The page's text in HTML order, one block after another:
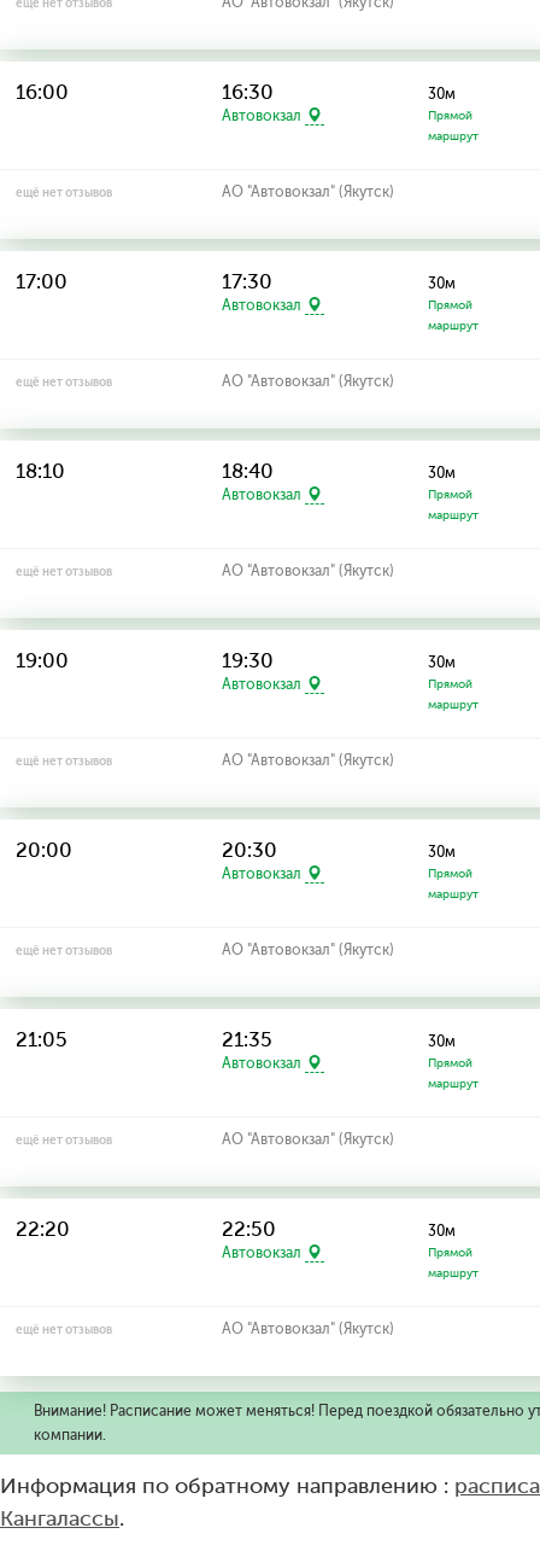
ещё нет отзывов
16:00 16:30
Автовокзал
30м
Прямой
маршрут
ещё нет отзывов АО "Автовокзал" (Якутск)
17:00 17:30
Автовокзал
30м
Прямой
маршрут
ещё нет отзывов АО "Автовокзал" (Якутск)
18:10 18:40
Автовокзал
30м
Прямой
маршрут
ещё нет отзывов АО "Автовокзал" (Якутск)
19:00 19:30
Автовокзал
30м
Прямой
маршрут
ещё нет отзывов АО "Автовокзал" (Якутск)
20:00 20:30
Автовокзал
30м
Прямой
маршрут
ещё нет отзывов АО "Автовокзал" (Якутск)
21:05 21:35
Автовокзал
30м
Прямой
маршрут
ещё нет отзывов АО "Автовокзал" (Якутск)
22:20 22:50
Автовокзал
30м
Прямой
маршрут
ещё нет отзывов АО "Автовокзал" (Якутск)
Внимание! Расписание может меняться! Перед поездкой обязательно
компании.
Информация по обратному направлению :
Кангалассы.